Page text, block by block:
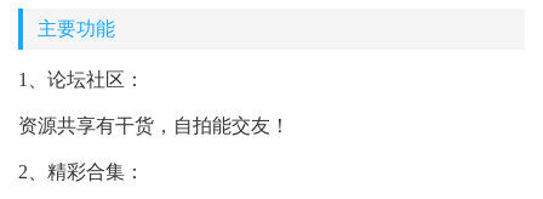
主要功能
1、论坛社区：
资源共享有干货，自拍能交友！
2、精彩合集：